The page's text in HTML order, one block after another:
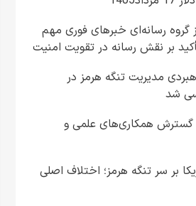
گروه رسانه‌ای خبرهای فوری مهم
بر نقش رسانه در تقویت امنیت
مدیریت تنگه هرمز در
شد
گسترش همکاری‌های علمی و
بر سر تنگه هرمز؛ اختلاف اصلی